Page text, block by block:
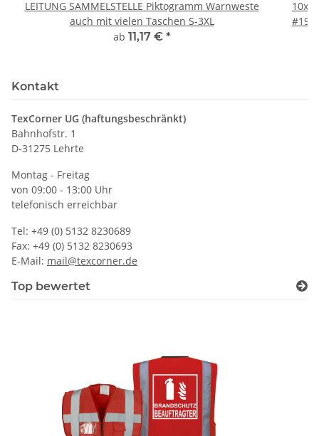
LEITUNG SAMMELSTELLE Piktogramm Warnweste
auch mit vielen Taschen S-3XL
ab 11,17 € *
10x
#190
Kontakt
TexCorner UG (haftungsbeschränkt)
Bahnhofstr. 1
D-31275 Lehrte
Montag - Freitag
von 09:00 - 13:00 Uhr
telefonisch erreichbar
Tel: +49 (0) 5132 8230689
Fax: +49 (0) 5132 8230693
E-Mail: mail@texcorner.de
Top bewertet